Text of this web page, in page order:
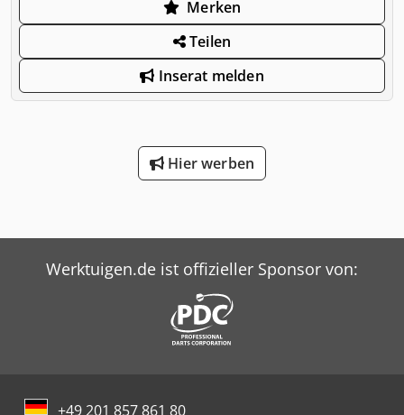
Merken
Teilen
Inserat melden
Hier werben
Werktuigen.de ist offizieller Sponsor von:
+49 201 857 861 80